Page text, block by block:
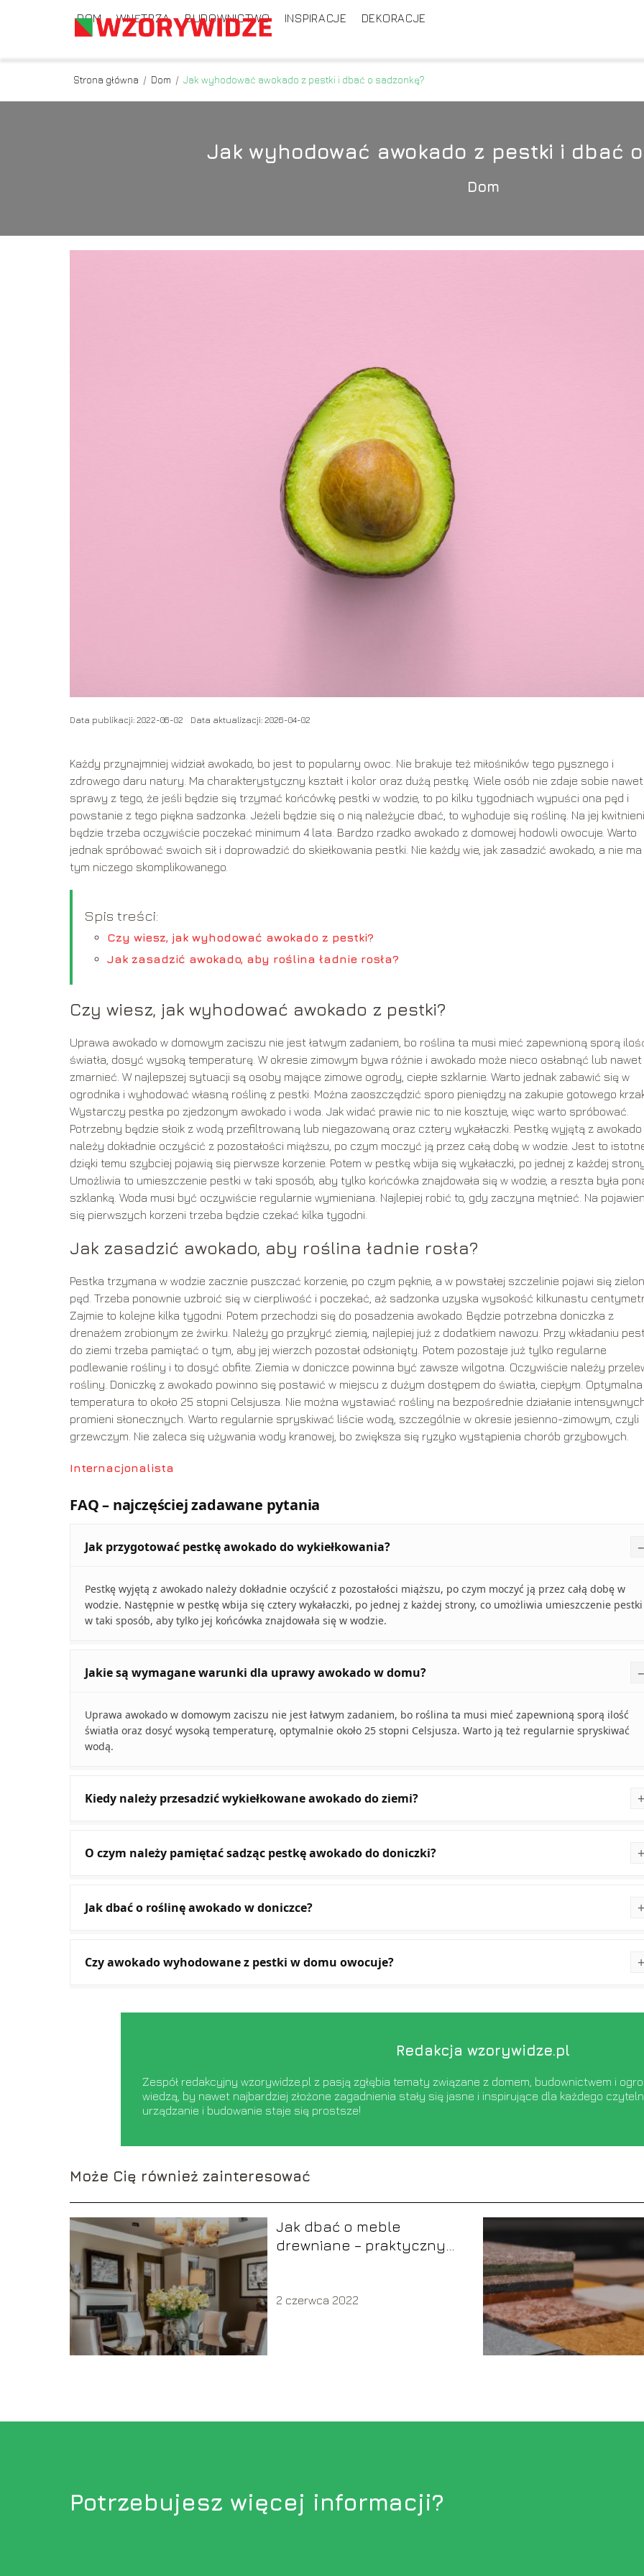
DOM WNĘTRZA BUDOWNICTWO INSPIRACJE DEKORACJE
Strona główna / Dom / Jak wyhodować awokado z pestki i dbać o sadzonkę?
Jak wyhodować awokado z pestki i dbać
Dom
Data publikacji: 2022-06-02 Data aktualizacji: 2026-04-02
Każdy przynajmniej widział awokado, bo jest to popularny owoc. Nie brakuje też miłośników tego pysznego i
zdrowego daru natury. Ma charakterystyczny kształt i kolor oraz dużą pestkę. Wiele osób nie zdaje sobie nawet
sprawy z tego, że jeśli będzie się trzymać końcówkę pestki w wodzie, to po kilku tygodniach wypuści ona pęd i
powstanie z tego piękna sadzonka. Jeżeli będzie się o nią należycie dbać, to wyhoduje się roślinę. Na jej
będzie trzeba oczywiście poczekać minimum 4 lata. Bardzo rzadko awokado z domowej hodowli owocuje. Warto
jednak spróbować swoich sił i doprowadzić do skiełkowania pestki. Nie każdy wie, jak zasadzić awokado, a nie ma
tym niczego skomplikowanego.
Spis treści:
Czy wiesz, jak wyhodować awokado z pestki?
Jak zasadzić awokado, aby roślina ładnie rosła?
Czy wiesz, jak wyhodować awokado z pestki?
Uprawa awokado w domowym zaciszu nie jest łatwym zadaniem, bo roślina ta musi mieć zapewnioną sporą
światła, dosyć wysoką temperaturę. W okresie zimowym bywa różnie i awokado może nieco osłabnąć lub nawet
zmarnieć. W najlepszej sytuacji są osoby mające zimowe ogrody, ciepłe szklarnie. Warto jednak zabawić się w
ogrodnika i wyhodować własną roślinę z pestki. Można zaoszczędzić sporo pieniędzy na zakupie gotowego
Wystarczy pestka po zjedzonym awokado i woda. Jak widać prawie nic to nie kosztuje, więc warto spróbować.
Potrzebny będzie słoik z wodą przefiltrowaną lub niegazowaną oraz cztery wykałaczki. Pestkę wyjętą z awokado
należy dokładnie oczyścić z pozostałości miąższu, po czym moczyć ją przez całą dobę w wodzie. Jest to
dzięki temu szybciej pojawią się pierwsze korzenie. Potem w pestkę wbija się wykałaczki, po jednej z każdej
Umożliwia to umieszczenie pestki w taki sposób, aby tylko końcówka znajdowała się w wodzie, a reszta była
szklanką. Woda musi być oczywiście regularnie wymieniana. Najlepiej robić to, gdy zaczyna mętnieć. Na
się pierwszych korzeni trzeba będzie czekać kilka tygodni.
Jak zasadzić awokado, aby roślina ładnie rosła?
Pestka trzymana w wodzie zacznie puszczać korzenie, po czym pęknie, a w powstałej szczelinie pojawi się
pęd. Trzeba ponownie uzbroić się w cierpliwość i poczekać, aż sadzonka uzyska wysokość kilkunastu
Zajmie to kolejne kilka tygodni. Potem przechodzi się do posadzenia awokado. Będzie potrzebna doniczka z
drenażem zrobionym ze żwirku. Należy go przykryć ziemią, najlepiej już z dodatkiem nawozu. Przy wkładaniu
do ziemi trzeba pamiętać o tym, aby jej wierzch pozostał odsłonięty. Potem pozostaje już tylko regularne
podlewanie rośliny i to dosyć obfite. Ziemia w doniczce powinna być zawsze wilgotna. Oczywiście należy
rośliny. Doniczkę z awokado powinno się postawić w miejscu z dużym dostępem do światła, ciepłym. Optymalna
temperatura to około 25 stopni Celsjusza. Nie można wystawiać rośliny na bezpośrednie działanie
promieni słonecznych. Warto regularnie spryskiwać liście wodą, szczególnie w okresie jesienno-zimowym, czyli
grzewczym. Nie zaleca się używania wody kranowej, bo zwiększa się ryzyko wystąpienia chorób grzybowych.
Internacjonalista
FAQ – najczęściej zadawane pytania
Jak przygotować pestkę awokado do wykiełkowania?
Pestkę wyjętą z awokado należy dokładnie oczyścić z pozostałości miąższu, po czym moczyć ją przez całą dobę w
wodzie. Następnie w pestkę wbija się cztery wykałaczki, po jednej z każdej strony, co umożliwia umieszczenie pestki
w taki sposób, aby tylko jej końcówka znajdowała się w wodzie.
Jakie są wymagane warunki dla uprawy awokado w domu?
Uprawa awokado w domowym zaciszu nie jest łatwym zadaniem, bo roślina ta musi mieć zapewnioną sporą ilość
światła oraz dosyć wysoką temperaturę, optymalnie około 25 stopni Celsjusza. Warto ją też regularnie spryskiwać
wodą.
Kiedy należy przesadzić wykiełkowane awokado do ziemi?
O czym należy pamiętać sadząc pestkę awokado do doniczki?
Jak dbać o roślinę awokado w doniczce?
Czy awokado wyhodowane z pestki w domu owocuje?
Redakcja wzorywidze.pl
Zespół redakcyjny wzorywidze.pl z pasją zgłębia tematy związane z domem, budownictwem i
wiedzą, by nawet najbardziej złożone zagadnienia stały się jasne i inspirujące dla każdego
urządzanie i budowanie staje się prostsze!
Może Cię również zainteresować
Jak dbać o meble
drewniane – praktyczny
2 czerwca 2022
Potrzebujesz więcej informacji?